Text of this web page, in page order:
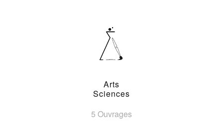
Arts
Sciences
5 Ouvrages